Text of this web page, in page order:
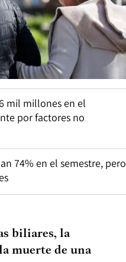
mil millones en el
por factores no
74% en el semestre, pero
biliares, la
muerte de una